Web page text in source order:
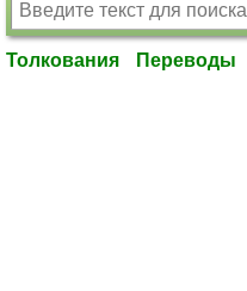
Толкования Переводы